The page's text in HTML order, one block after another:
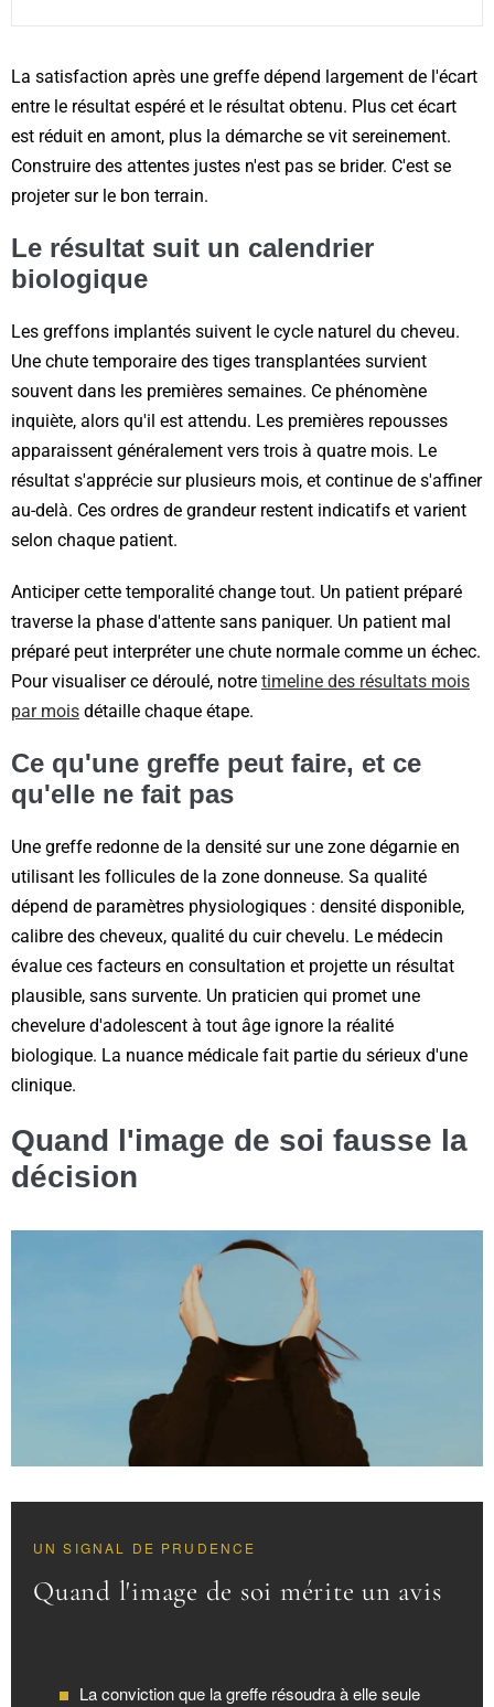
La satisfaction après une greffe dépend largement de l'écart
entre le résultat espéré et le résultat obtenu. Plus cet écart
est réduit en amont, plus la démarche se vit sereinement.
Construire des attentes justes n'est pas se brider. C'est se
projeter sur le bon terrain.
Le résultat suit un calendrier
biologique
Les greffons implantés suivent le cycle naturel du cheveu.
Une chute temporaire des tiges transplantées survient
souvent dans les premières semaines. Ce phénomène
inquiète, alors qu'il est attendu. Les premières repousses
apparaissent généralement vers trois à quatre mois. Le
résultat s'apprécie sur plusieurs mois, et continue de s'affiner
au-delà. Ces ordres de grandeur restent indicatifs et varient
selon chaque patient.
Anticiper cette temporalité change tout. Un patient préparé
traverse la phase d'attente sans paniquer. Un patient mal
préparé peut interpréter une chute normale comme un échec.
Pour visualiser ce déroulé, notre timeline des résultats mois
par mois détaille chaque étape.
Ce qu'une greffe peut faire, et ce
qu'elle ne fait pas
Une greffe redonne de la densité sur une zone dégarnie en
utilisant les follicules de la zone donneuse. Sa qualité
dépend de paramètres physiologiques : densité disponible,
calibre des cheveux, qualité du cuir chevelu. Le médecin
évalue ces facteurs en consultation et projette un résultat
plausible, sans survente. Un praticien qui promet une
chevelure d'adolescent à tout âge ignore la réalité
biologique. La nuance médicale fait partie du sérieux d'une
clinique.
Quand l'image de soi fausse la
décision
UN SIGNAL DE PRUDENCE
Quand l'image de soi mérite un avis
La conviction que la greffe résoudra à elle seule